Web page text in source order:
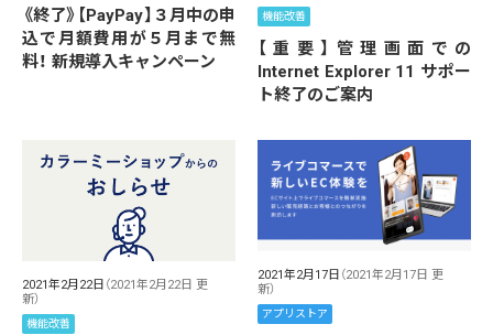
《終了》【PayPay】３月中の申
込で月額費用が５月まで無
料！ 新規導入キャンペーン
機能改善
【重要】管理画面での
Internet Explorer 11 サポー
ト終了のご案内
2021年2月22日 （2021年2月22日 更
新）
機能改善
2021年2月17日 （2021年2月17日 更
新）
アプリストア